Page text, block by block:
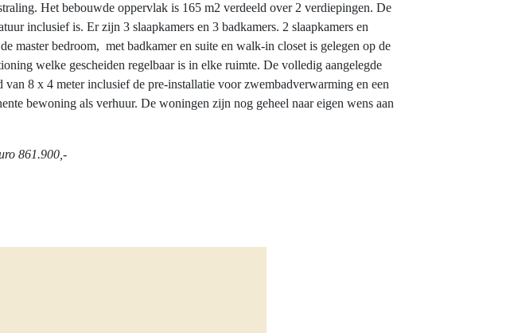
Het bebouwde oppervlak is 165 m2 verdeeld over 2 verdiepingen. De
inclusief is. Er zijn 3 slaapkamers en 3 badkamers. 2 slaapkamers en
master bedroom, met badkamer en suite en walk-in closet is gelegen op de
welke gescheiden regelbaar is in elke ruimte. De volledig aangelegde
8 x 4 meter inclusief de pre-installatie voor zwembadverwarming en een
bewoning als verhuur. De woningen zijn nog geheel naar eigen wens aan
861.900,-